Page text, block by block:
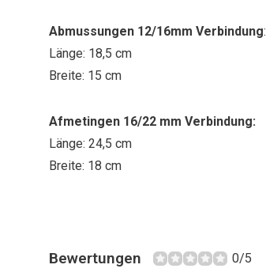
Abmussungen 12/16mm Verbindung:
Länge: 18,5 cm
Breite: 15 cm
Afmetingen 16/22 mm Verbindung:
Länge: 24,5 cm
Breite: 18 cm
Bewertungen 0/5